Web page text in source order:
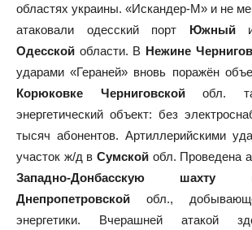
областях украины. «Искандер-М» и не
атаковали одесский порт Южный
Одесской области. В Нежине
ударами «Гераней» вновь поражён
Корюковке
Черниговскойобл.
энергетический объект: без
тысяч абонентов. Артиллерийскими
участок ж/д в Сумскойобл. Проведена
Западно-Донбасскую шахту
Днепропетровской обл.,
энергетики. Вчерашней атакой